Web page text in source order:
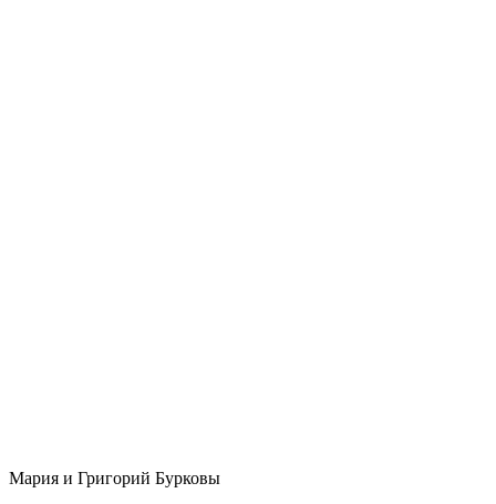
Мария и Григорий Бурковы